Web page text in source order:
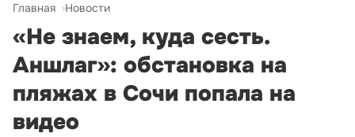
Главная Новости
«Не знаем, куда сесть.
Аншлаг»: обстановка на
пляжах в Сочи попала на
видео